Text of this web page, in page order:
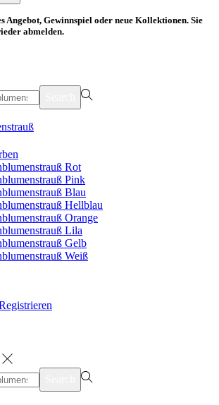
Angebot, Gewinnspiel oder neue Kollektionen. Sie
abmelden.
Rot
Pink
Blau
Hellblau
Orange
Lila
Gelb
Weiß